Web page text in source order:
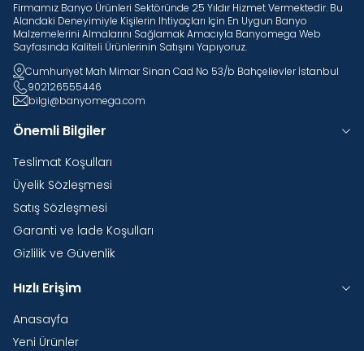
Firmamız Banyo Ürünleri Sektöründe 25 Yıldır Hizmet Vermektedir. Bu
Alandaki Deneyimiyle Kişilerin Ihtiyaçları Için En Uygun Banyo
Malzemelerini Almalarını Sağlamak Amacıyla Banyomega Web
Sayfasında Kaliteli Ürünlerinin Satışını Yapıyoruz.
Cumhuriyet Mah Mimar Sinan Cad No 53/b Bahçelievler İstanbul
902126555446
bilgi@banyomega.com
Önemli Bilgiler
Teslimat Koşulları
Üyelik Sözleşmesi
Satış Sözleşmesi
Garanti ve İade Koşulları
Gizlilik ve Güvenlik
Hızlı Erişim
Anasayfa
Yeni Ürünler